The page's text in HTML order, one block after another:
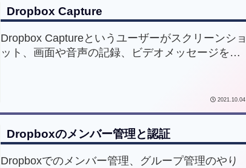
Dropbox Capture
Dropbox Captureというユーザーがスクリーンショ
ット、画面や音声の記録、ビデオメッセージを作
2021.10.04
Dropboxのメンバー管理と認証
Dropboxでのメンバー管理、グループ管理のやり